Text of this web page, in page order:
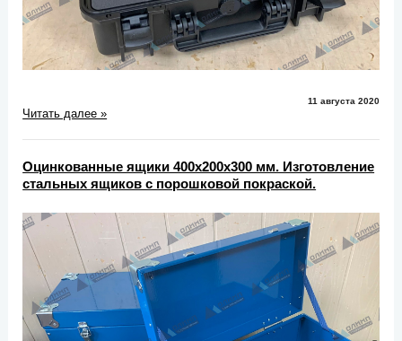
11 августа 2020
Читать далее »
Оцинкованные ящики 400х200х300 мм. Изготовление
стальных ящиков с порошковой покраской.